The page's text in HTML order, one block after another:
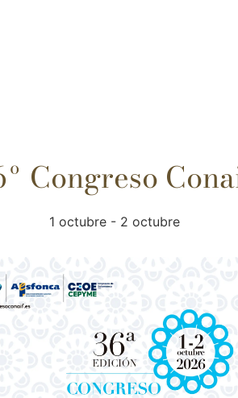
Congreso
1 octubre - 2 octubre